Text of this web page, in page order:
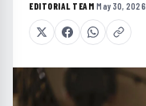
EDITORIAL TEAM·May 30, 2026